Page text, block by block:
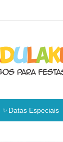
Datas Especiais